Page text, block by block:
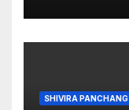
SHIVIRA PANCHANG